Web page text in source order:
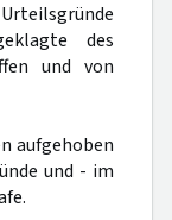
des
und von
aufgehoben
und - im